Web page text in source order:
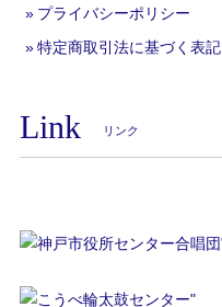
プライバシーポリシー
特定商取引法に基づく表記
Link リンク